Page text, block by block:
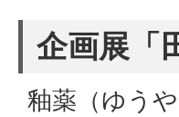
企画展「
釉薬（ゆう